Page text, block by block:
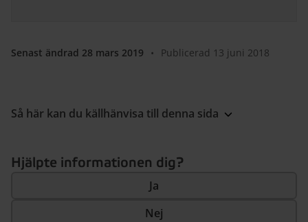
Senast ändrad 28 mars 2019 • Publicerad 13 juni 2018
Så här kan du källhänvisa till denna sida
Hjälpte informationen dig?
Ja
Nej